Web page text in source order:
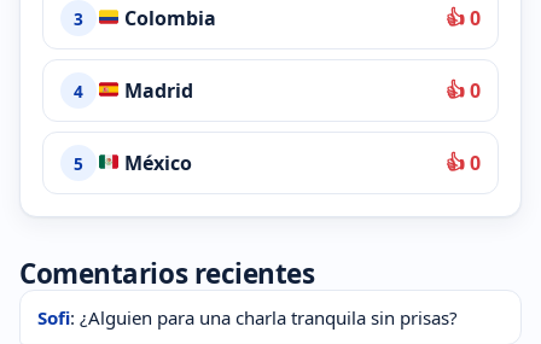
3 Colombia 👍 0
4 Madrid 👍 0
5 México 👍 0
Comentarios recientes
Sofi: ¿Alguien para una charla tranquila sin prisas?